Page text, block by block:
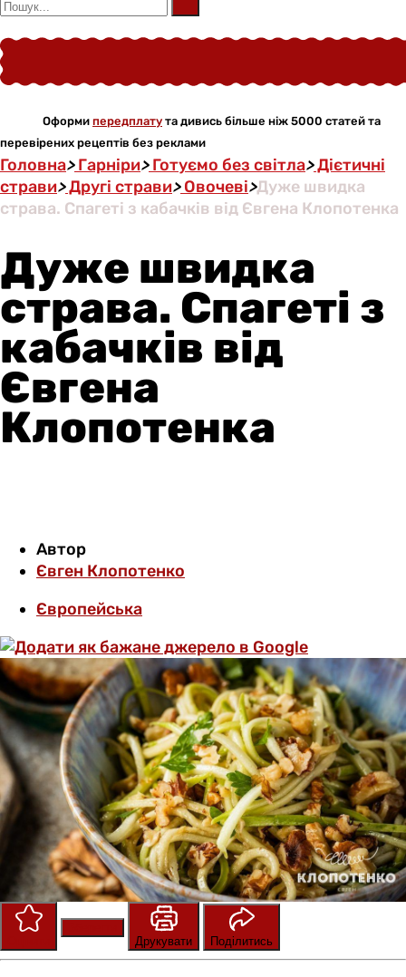
Оформи передплату та дивись більше ніж 5000 статей та
перевірених рецептів без реклами
Головна>Гарніри>Готуємо без світла>Дієтичні
страви>Другі страви>Овочеві>Дуже швидка
страва. Спагеті з кабачків від Євгена Клопотенка
Дуже швидка
страва. Спагеті з
кабачків від
Євгена
Клопотенка
Автор
Євген Клопотенко
Європейська
Друкувати
Поділитись